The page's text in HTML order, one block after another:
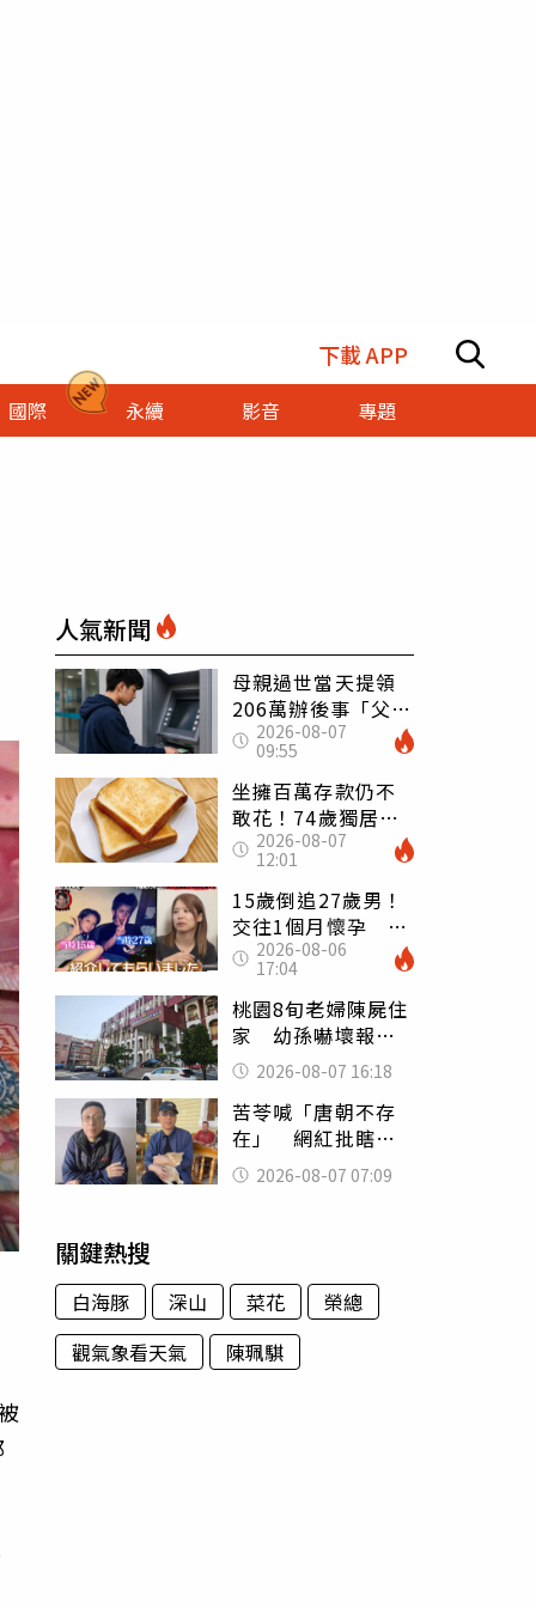
下載 APP
國際 永續 影音 專題
人氣新聞
母親過世當天提領
206萬辦後事「父子
遭判刑」 律師：
搶錢先下手是罪
2026-08-07
09:55
坐擁百萬存款仍不
敢花！74歲獨居翁
「1餐只吃1片吐
司」 半年後暴瘦
嚇壞女兒
2026-08-07
12:01
15歲倒追27歲男！
交往1個月懷孕 36
歲當阿嬤故事曝光
2026-08-06
17:04
桃園8旬老婦陳屍住
家 幼孫嚇壞報警
「公公殺了婆婆」
2026-08-07 16:18
苦苓喊「唐朝不存
在」 網紅批瞎編
歷史：李白、杜甫
用鮮卑文寫詩？
2026-08-07 07:09
關鍵熱搜
白海豚 深山 菜花
榮總
觀氣象看天氣
陳珮騏